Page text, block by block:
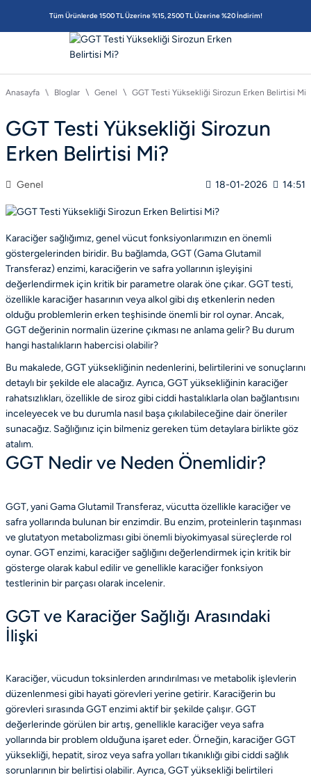
Tüm Ürünlerde 1500 TL Üzerine %15, 2500 TL Üzerine %20 İndirim!
Anasayfa Bloglar Genel GGT Testi Yüksekliği Sirozun Erken Belirtisi Mi?
GGT Testi Yüksekliği Sirozun
Erken Belirtisi Mi?
Genel 18-01-2026 14:51
Karaciğer sağlığımız, genel vücut fonksiyonlarımızın en önemli
göstergelerinden biridir. Bu bağlamda, GGT (Gama Glutamil
Transferaz) enzimi, karaciğerin ve safra yollarının işleyişini
değerlendirmek için kritik bir parametre olarak öne çıkar. GGT testi,
özellikle karaciğer hasarının veya alkol gibi dış etkenlerin neden
olduğu problemlerin erken teşhisinde önemli bir rol oynar. Ancak,
GGT değerinin normalin üzerine çıkması ne anlama gelir? Bu durum
hangi hastalıkların habercisi olabilir?
Bu makalede, GGT yüksekliğinin nedenlerini, belirtilerini ve sonuçlarını
detaylı bir şekilde ele alacağız. Ayrıca, GGT yüksekliğinin karaciğer
rahatsızlıkları, özellikle de siroz gibi ciddi hastalıklarla olan bağlantısını
inceleyecek ve bu durumla nasıl başa çıkılabileceğine dair öneriler
sunacağız. Sağlığınız için bilmeniz gereken tüm detaylara birlikte göz
atalım.
GGT Nedir ve Neden Önemlidir?
GGT, yani Gama Glutamil Transferaz, vücutta özellikle karaciğer ve
safra yollarında bulunan bir enzimdir. Bu enzim, proteinlerin taşınması
ve glutatyon metabolizması gibi önemli biyokimyasal süreçlerde rol
oynar. GGT enzimi, karaciğer sağlığını değerlendirmek için kritik bir
gösterge olarak kabul edilir ve genellikle karaciğer fonksiyon
testlerinin bir parçası olarak incelenir.
GGT ve Karaciğer Sağlığı Arasındaki
İlişki
Karaciğer, vücudun toksinlerden arındırılması ve metabolik işlevlerin
düzenlenmesi gibi hayati görevleri yerine getirir. Karaciğerin bu
görevleri sırasında GGT enzimi aktif bir şekilde çalışır. GGT
değerlerinde görülen bir artış, genellikle karaciğer veya safra
yollarında bir problem olduğuna işaret eder. Örneğin, karaciğer GGT
yüksekliği, hepatit, siroz veya safra yolları tıkanıklığı gibi ciddi sağlık
sorunlarının bir belirtisi olabilir. Ayrıca, GGT yüksekliği belirtileri